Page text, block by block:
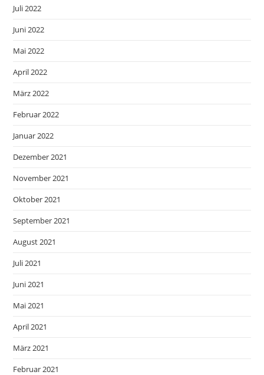
Juli 2022
Juni 2022
Mai 2022
April 2022
März 2022
Februar 2022
Januar 2022
Dezember 2021
November 2021
Oktober 2021
September 2021
August 2021
Juli 2021
Juni 2021
Mai 2021
April 2021
März 2021
Februar 2021